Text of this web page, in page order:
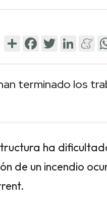
ShareFacebook
Twitter
terminado los
ha
de un incendio